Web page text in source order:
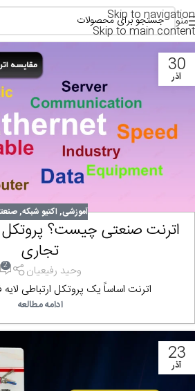
Skip to navigation
Skip to main content
منو
30
آذر
آموزشی, اکتیو شبکه,
اترنت صنعتی چیست؟ پروتکل
تجاری
وحید رفیعیان 2
اترنت اساساً یک پروتکل ارتباطی
ادامه مطالعه
23
آذر